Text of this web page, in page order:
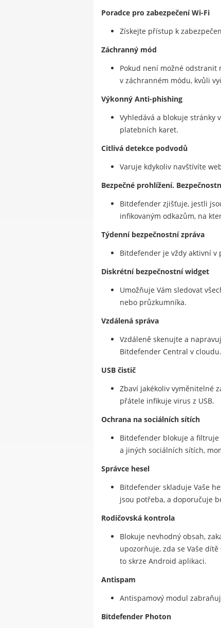
Poradce pro zabezpečení Wi-Fi
Získejte přístup k
Záchranný mód
Pokud není možné odstranit
v záchranném módu, kvůli
Výkonný Anti-phishing
Vyhledává a blokuje stránky
platebních karet.
Citlivá detekce podvodů
Varuje kdykoliv navštívíte
Bezpečné prohlížení.
Bitdefender zjišťuje, jestli
infikovaným odkazům, na
Týdenní bezpečnostní zpráva
Bitdefender je vždy aktivní v
Diskrétní bezpečnostní widget
Umožňuje Vám sledovat
nebo průzkumníka.
Vzdálená správa
Vzdáleně skenujte a
Bitdefender Central v cloudu.
USB čistič
Zbaví jakékoliv vyměnitelné
přátele infikuje virus z USB.
Ochrana na sociálních sítích
Bitdefender blokuje a filtruje
a jiných sociálních sítích,
Správce hesel
Bitdefender skladuje Vaše
jsou potřeba, a doporučuje
Rodičovská kontrola
Blokuje nevhodný obsah,
upozorňuje, zda se Vaše
to skrze Android aplikaci.
Antispam
Antispamový modul
Bitdefender Photon